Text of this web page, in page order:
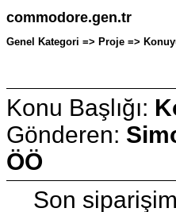
commodore.gen.tr
Genel Kategori => Proje =>
Konu Başlığı:
Gönderen:
ÖÖ
Son